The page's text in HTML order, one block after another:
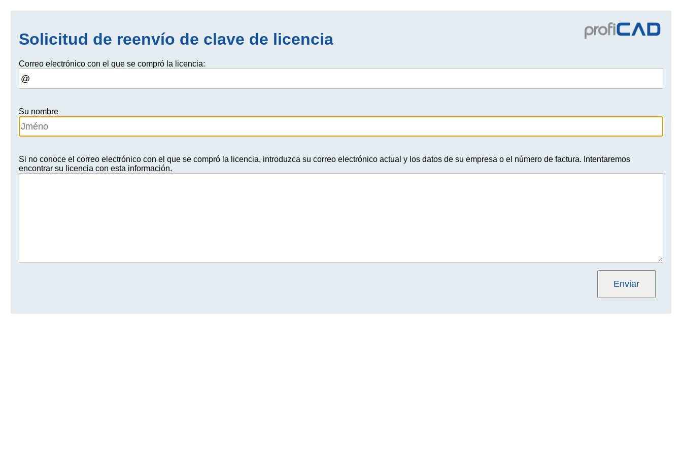
Solicitud de reenvío de clave de licencia
Correo electrónico con el que se compró la licencia:
Su nombre
Si no conoce el correo electrónico con el que se compró la licencia, introduzca su correo electrónico actual y los datos de su empresa o el número de factura. Intentaremos
encontrar su licencia con esta información.